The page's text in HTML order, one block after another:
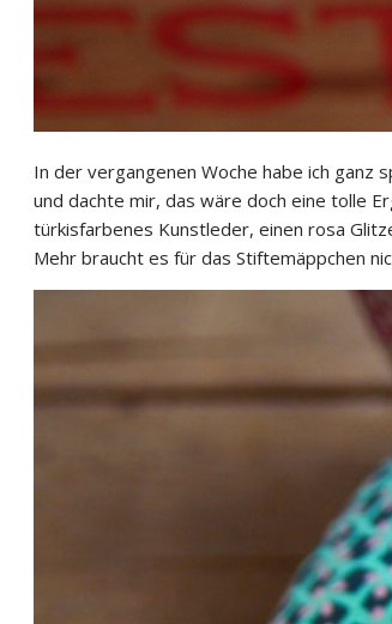
In der vergangenen Woche habe ich ganz
und dachte mir, das wäre doch eine tolle
türkisfarbenes Kunstleder, einen rosa
Mehr braucht es für das Stiftemäppchen